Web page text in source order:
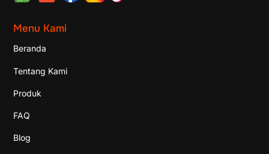
Menu Kami
Beranda
Tentang Kami
Produk
FAQ
Blog